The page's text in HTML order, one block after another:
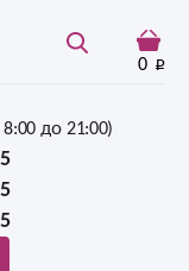
0
до 21:00)